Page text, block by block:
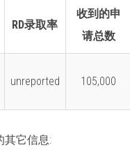
RD录取率
收到的申
请总数
unreported 105,000
其它信息: